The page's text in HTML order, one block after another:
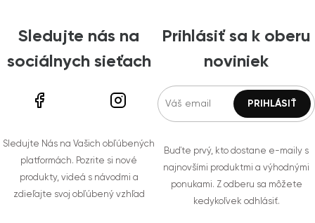
Sledujte nás na
sociálnych sieťach
Sledujte Nás na Vašich obľúbených
platformách. Pozrite si nové
produkty, videá s návodmi a
zdieľajte svoj obľúbený vzhľad
Prihlásiť sa k oberu
noviniek
Buďte prvý, kto dostane e-maily s
najnovšími produktmi a výhodnými
ponukami. Z odberu sa môžete
kedykoľvek odhlásiť.